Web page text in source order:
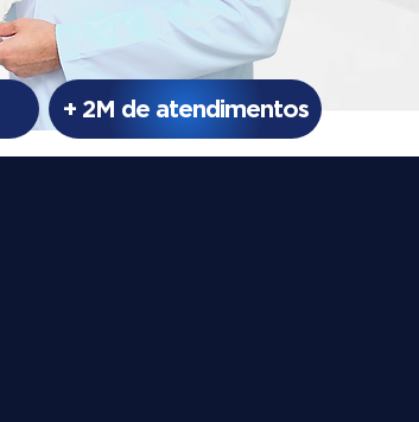
+ 2M de atendimentos